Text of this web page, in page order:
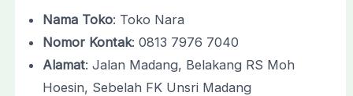
Nama Toko: Toko Nara
Nomor Kontak: 0813 7976 7040
Alamat: Jalan Madang, Belakang RS Moh
Hoesin, Sebelah FK Unsri Madang